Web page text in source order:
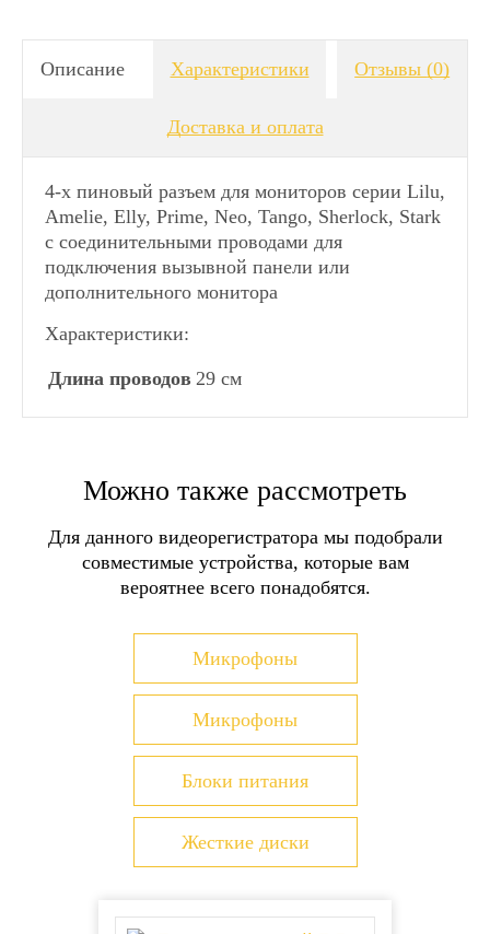
Описание Характеристики Отзывы(0)
Доставка и оплата
4-х пиновый разъем для мониторов серии Lilu,
Amelie, Elly, Prime, Neo, Tango, Sherlock, Stark
c соединительными проводами для
подключения вызывной панели или
дополнительного монитора
Характеристики:
Длина проводов 29 см
Самовывоз в Москве
Самовывоз в Санкт-Питербурге
Самовывоз в пунктах выдачи заказов
СДЭК
Доставка транспортными компаниями
Доставка Почтой России
Более детально со способами доставки можно
ознакомитьсяздесь
СПОСОБЫ ОПЛАТЫ
Оплата наличными при получении товара
на складе
Оплата наличными курьеру при
Можно также рассмотреть
Для данного видеорегистратора мы подобрали
совместимые устройства, которые вам
вероятнее всего понадобятся.
Микрофоны
Микрофоны
Блоки питания
Жесткие диски